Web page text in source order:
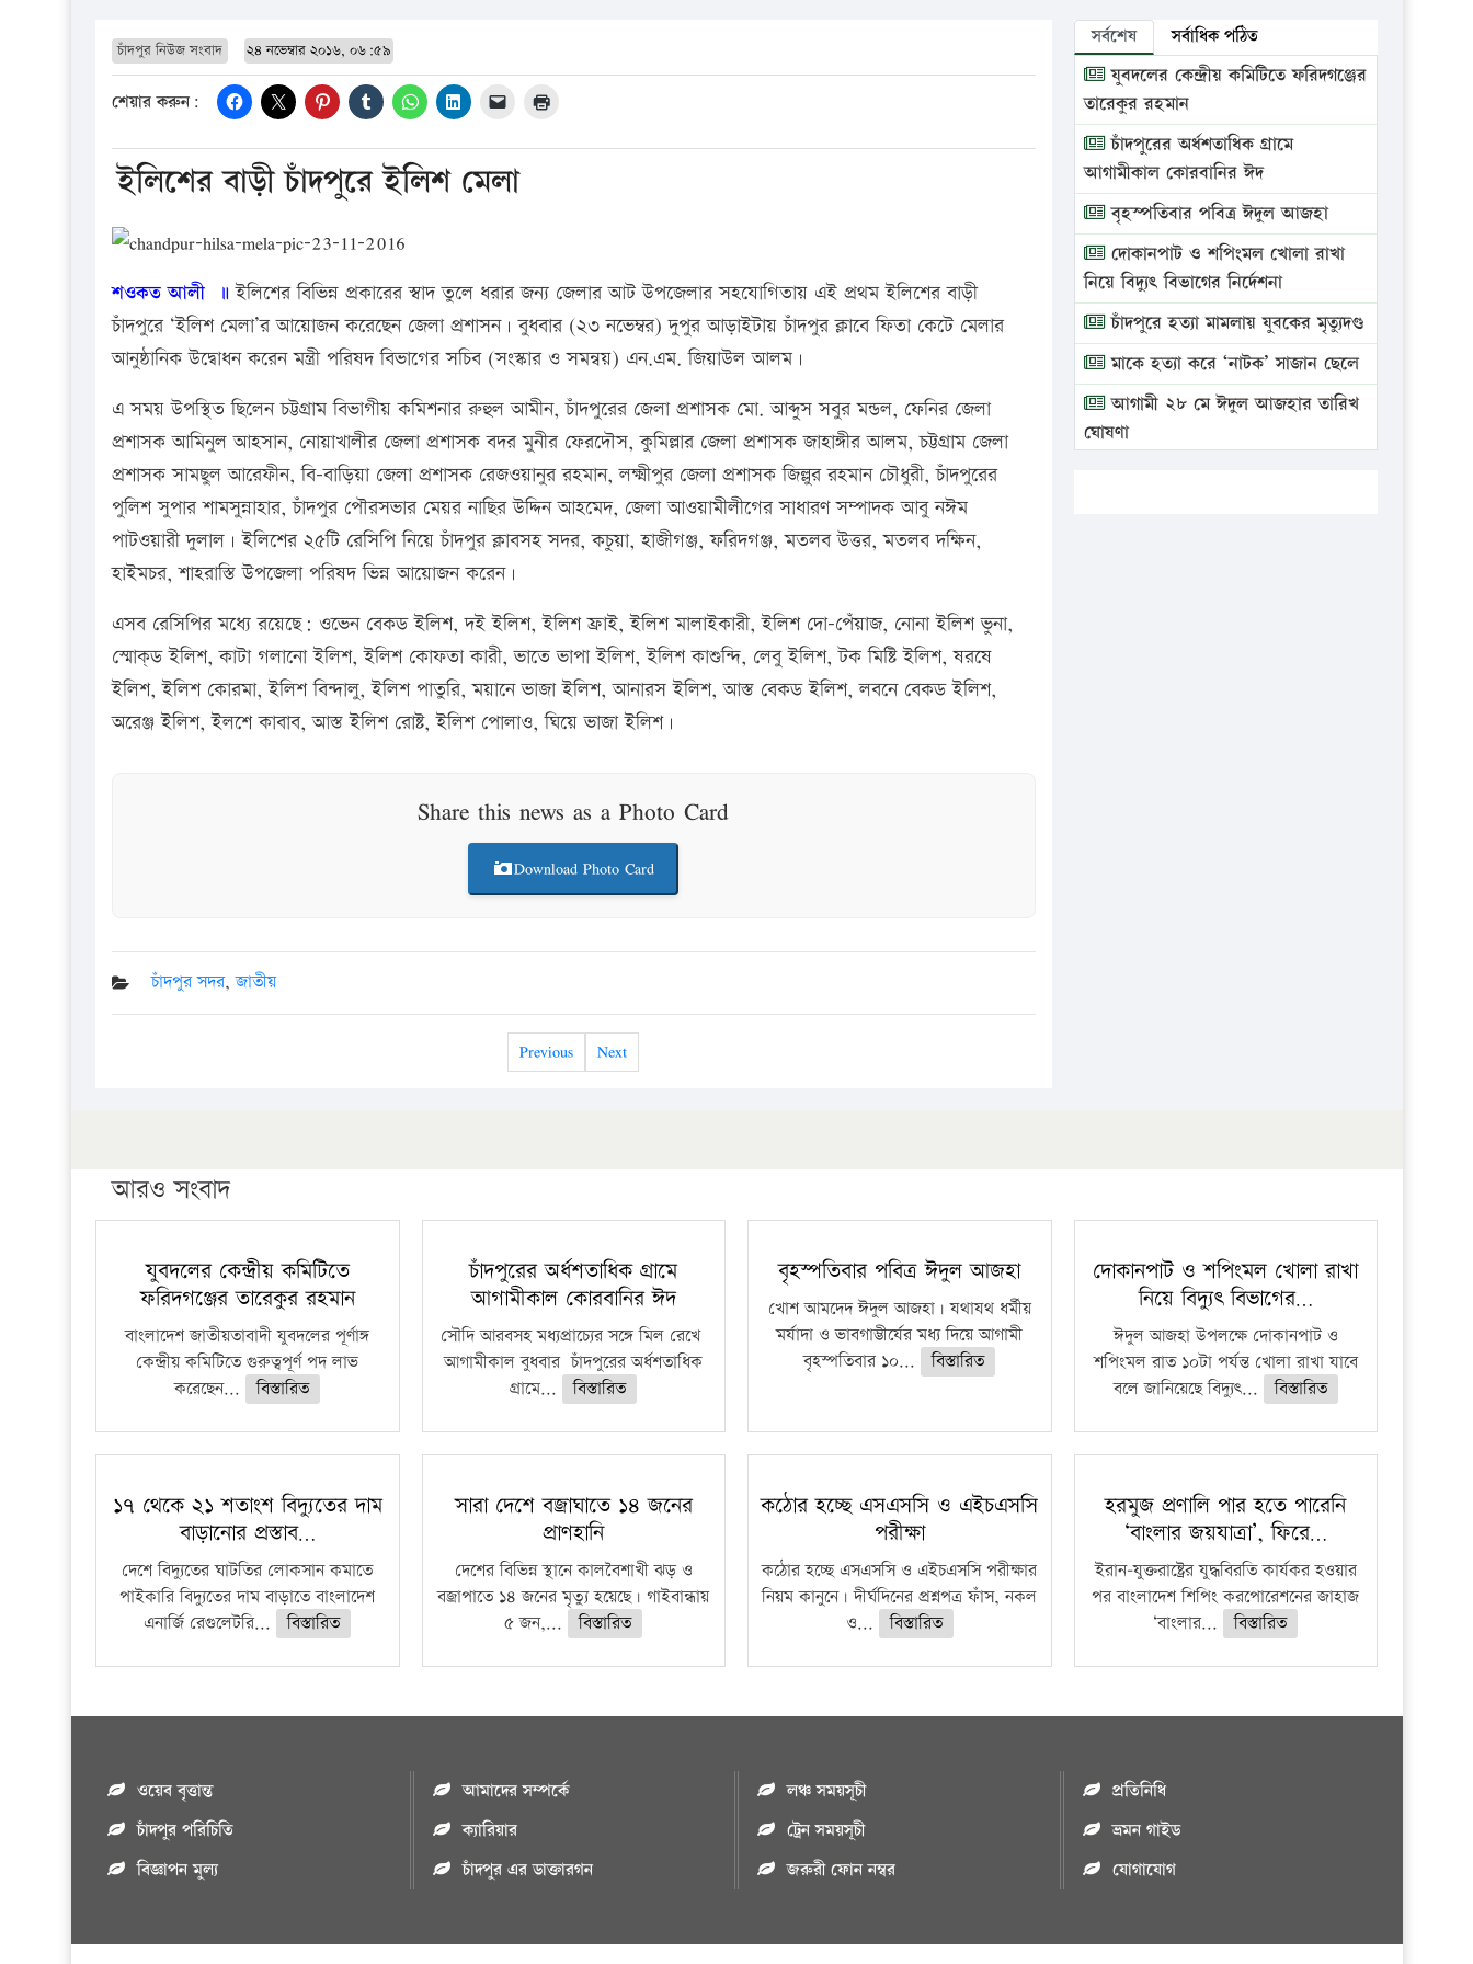
চাঁদপুর নিউজ সংবাদ ২৪ নভেম্বার ২০১৬, ০৬:৫৯
শেয়ার করুন:
ইলিশের বাড়ী চাঁদপুরে ইলিশ মেলা
শওকত আলী ॥ ইলিশের বিভিন্ন প্রকারের স্বাদ তুলে ধরার জন্য জেলার আট উপজেলার সহযোগিতায় এই প্রথম ইলিশের বাড়ী
চাঁদপুরে ‘ইলিশ মেলা’র আয়োজন করেছেন জেলা প্রশাসন। বুধবার (২৩ নভেম্বর) দুপুর আড়াইটায় চাঁদপুর ক্লাবে ফিতা কেটে মেলার
আনুষ্ঠানিক উদ্বোধন করেন মন্ত্রী পরিষদ বিভাগের সচিব (সংস্কার ও সমন্বয়) এন.এম. জিয়াউল আলম।
এ সময় উপস্থিত ছিলেন চট্টগ্রাম বিভাগীয় কমিশনার রুহুল আমীন, চাঁদপুরের জেলা প্রশাসক মো. আব্দুস সবুর মন্ডল, ফেনির জেলা
প্রশাসক আমিনুল আহসান, নোয়াখালীর জেলা প্রশাসক বদর মুনীর ফেরদৌস, কুমিল্লার জেলা প্রশাসক জাহাঙ্গীর আলম, চট্টগ্রাম জেলা
প্রশাসক সামছুল আরেফীন, বি-বাড়িয়া জেলা প্রশাসক রেজওয়ানুর রহমান, লক্ষ্মীপুর জেলা প্রশাসক জিল্লুর রহমান চৌধুরী, চাঁদপুরের
পুলিশ সুপার শামসুন্নাহার, চাঁদপুর পৌরসভার মেয়র নাছির উদ্দিন আহমেদ, জেলা আওয়ামীলীগের সাধারণ সম্পাদক আবু নঈম
পাটওয়ারী দুলাল। ইলিশের ২৫টি রেসিপি নিয়ে চাঁদপুর ক্লাবসহ সদর, কচুয়া, হাজীগঞ্জ, ফরিদগঞ্জ, মতলব উত্তর, মতলব দক্ষিন,
হাইমচর, শাহরাস্তি উপজেলা পরিষদ ভিন্ন আয়োজন করেন।
এসব রেসিপির মধ্যে রয়েছে: ওভেন বেকড ইলিশ, দই ইলিশ, ইলিশ ফ্রাই, ইলিশ মালাইকারী, ইলিশ দো-পেঁয়াজ, নোনা ইলিশ ভুনা,
স্মোক্ড ইলিশ, কাটা গলানো ইলিশ, ইলিশ কোফতা কারী, ভাতে ভাপা ইলিশ, ইলিশ কাশুন্দি, লেবু ইলিশ, টক মিষ্টি ইলিশ, ষরষে
ইলিশ, ইলিশ কোরমা, ইলিশ বিন্দালু, ইলিশ পাতুরি, ময়ানে ভাজা ইলিশ, আনারস ইলিশ, আস্ত বেকড ইলিশ, লবনে বেকড ইলিশ,
অরেঞ্জ ইলিশ, ইলশে কাবাব, আস্ত ইলিশ রোষ্ট, ইলিশ পোলাও, ঘিয়ে ভাজা ইলিশ।
Share this news as a Photo Card
Download Photo Card
চাঁদপুর সদর,জাতীয়
Previous Next
সর্বশেষ সর্বাধিক পঠিত
যুবদলের কেন্দ্রীয় কমিটিতে ফরিদগঞ্জের
তারেকুর রহমান
চাঁদপুরের অর্ধশতাধিক গ্রামে
আগামীকাল কোরবানির ঈদ
বৃহস্পতিবার পবিত্র ঈদুল আজহা
দোকানপাট ও শপিংমল খোলা রাখা
নিয়ে বিদ্যুৎ বিভাগের নির্দেশনা
চাঁদপুরে হত্যা মামলায় যুবকের মৃত্যুদণ্ড
মাকে হত্যা করে ‘নাটক’ সাজান ছেলে
আগামী ২৮ মে ঈদুল আজহার তারিখ
ঘোষণা
আরও সংবাদ
যুবদলের কেন্দ্রীয় কমিটিতে
ফরিদগঞ্জের তারেকুর রহমান
বাংলাদেশ জাতীয়তাবাদী যুবদলের পূর্ণাঙ্গ
কেন্দ্রীয় কমিটিতে গুরুত্বপূর্ণ পদ লাভ
করেছেন...
বিস্তারিত
চাঁদপুরের অর্ধশতাধিক গ্রামে
আগামীকাল কোরবানির ঈদ
সৌদি আরবসহ মধ্যপ্রাচ্যের সঙ্গে মিল রেখে
আগামীকাল বুধবার চাঁদপুরের অর্ধশতাধিক
গ্রামে...
বিস্তারিত
বৃহস্পতিবার পবিত্র ঈদুল আজহা
খোশ আমদেদ ঈদুল আজহা। যথাযথ ধর্মীয়
মর্যাদা ও ভাবগাম্ভীর্যের মধ্য দিয়ে আগামী
বৃহস্পতিবার ১০...
বিস্তারিত
দোকানপাট ও শপিংমল খোলা রাখা
নিয়ে বিদ্যুৎ বিভাগের…
ঈদুল আজহা উপলক্ষে দোকানপাট ও
শপিংমল রাত ১০টা পর্যন্ত খোলা রাখা যাবে
বলে জানিয়েছে বিদ্যুৎ...
বিস্তারিত
১৭ থেকে ২১ শতাংশ বিদ্যুতের দাম
বাড়ানোর প্রস্তাব…
দেশে বিদ্যুতের ঘাটতির লোকসান কমাতে
পাইকারি বিদ্যুতের দাম বাড়াতে বাংলাদেশ
এনার্জি রেগুলেটরি...
বিস্তারিত
সারা দেশে বজ্রাঘাতে ১৪ জনের
প্রাণহানি
দেশের বিভিন্ন স্থানে কালবৈশাখী ঝড় ও
বজ্রাপাতে ১৪ জনের মৃত্যু হয়েছে। গাইবান্ধায়
৫ জন,...
বিস্তারিত
কঠোর হচ্ছে এসএসসি ও এইচএসসি
পরীক্ষা
কঠোর হচ্ছে এসএসসি ও এইচএসসি পরীক্ষার
নিয়ম কানুনে। দীর্ঘদিনের প্রশ্নপত্র ফাঁস, নকল
ও...
বিস্তারিত
হরমুজ প্রণালি পার হতে পারেনি
‘বাংলার জয়যাত্রা’, ফিরে…
ইরান-যুক্তরাষ্ট্রের যুদ্ধবিরতি কার্যকর হওয়ার
পর বাংলাদেশ শিপিং করপোরেশনের জাহাজ
‘বাংলার...
বিস্তারিত
ওয়েব বৃত্তান্ত
চাঁদপুর পরিচিতি
বিজ্ঞাপন মুল্য
আমাদের সম্পর্কে
ক্যারিয়ার
চাঁদপুর এর ডাক্তারগন
লঞ্চ সময়সূচী
ট্রেন সময়সূচী
জরুরী ফোন নম্বর
প্রতিনিধি
ভ্রমন গাইড
যোগাযোগ